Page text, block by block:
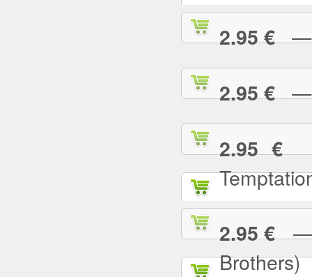
2.95 €—
2.95 €—
2.95 €—
2.95 €—
Brothers)